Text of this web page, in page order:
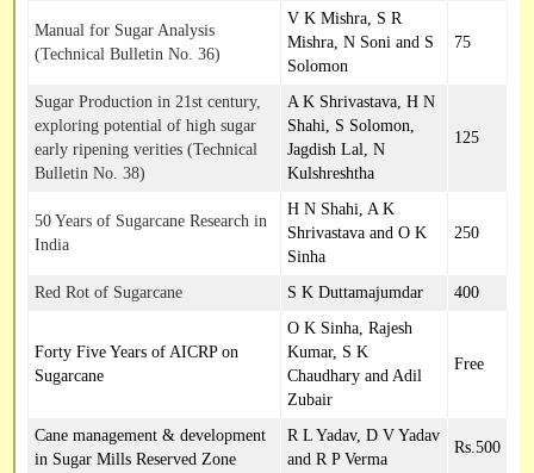
Manual for Sugar Analysis
(Technical Bulletin No. 36)
V K Mishra, S R
Mishra, N Soni and S
Solomon
75
Sugar Production in 21st century,
exploring potential of high sugar
early ripening verities (Technical
Bulletin No. 38)
A K Shrivastava, H N
Shahi, S Solomon,
Jagdish Lal, N
Kulshreshtha
125
50 Years of Sugarcane Research in
India
H N Shahi, A K
Shrivastava and O K
Sinha
250
Red Rot of Sugarcane S K Duttamajumdar 400
Forty Five Years of AICRP on
Sugarcane
O K Sinha, Rajesh
Kumar, S K
Chaudhary and Adil
Zubair
Free
Cane management & development
in Sugar Mills Reserved Zone
R L Yadav, D V Yadav
and R P Verma
Rs.500